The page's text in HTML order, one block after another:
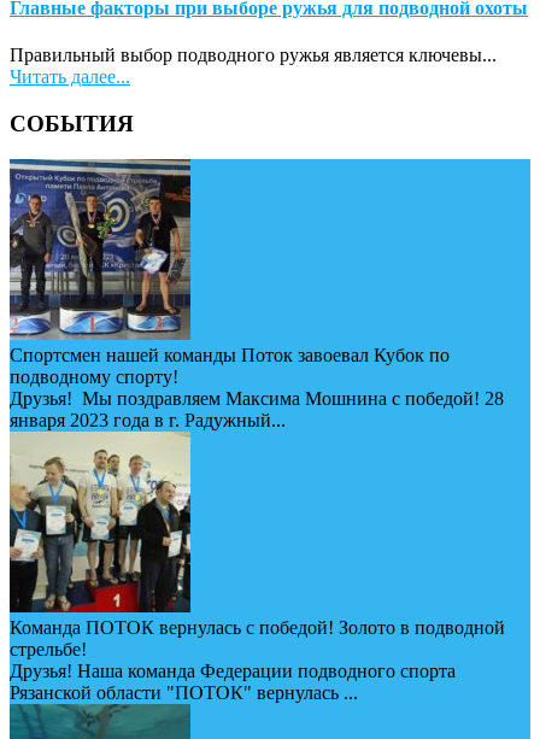
Главные факторы при выборе ружья для подводной охоты
Правильный выбор подводного ружья является ключевы...
Читать далее...
СОБЫТИЯ
Спортсмен нашей команды Поток завоевал Кубок по
подводному спорту!
Друзья! Мы поздравляем Максима Мошнина с победой! 28
января 2023 года в г. Радужный...
Команда ПОТОК вернулась с победой! Золото в подводной
стрельбе!
Друзья! Наша команда Федерации подводного спорта
Рязанской области "ПОТОК" вернулась ...